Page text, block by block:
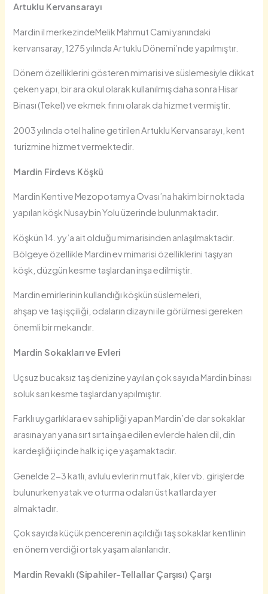
Artuklu Kervansarayı
Mardin il merkezindeMelik Mahmut Cami yanındaki
kervansaray, 1275 yılında Artuklu Dönemi’nde yapılmıştır.
Dönem özelliklerini gösteren mimarisi ve süslemesiyle dikkat
çeken yapı, bir ara okul olarak kullanılmış daha sonra Hisar
Binası (Tekel) ve ekmek fırını olarak da hizmet vermiştir.
2003 yılında otel haline getirilen Artuklu Kervansarayı, kent
turizmine hizmet vermektedir.
Mardin Firdevs Köşkü
Mardin Kenti ve Mezopotamya Ovası’na hakim bir noktada
yapılan köşk Nusaybin Yolu üzerinde bulunmaktadır.
Köşkün 14. yy’a ait olduğu mimarisinden anlaşılmaktadır.
Bölgeye özellikle Mardin ev mimarisi özelliklerini taşıyan
köşk, düzgün kesme taşlardan inşa edilmiştir.
Mardin emirlerinin kullandığı köşkün süslemeleri,
ahşap ve taş işçiliği, odaların dizaynı ile görülmesi gereken
önemli bir mekandır.
Mardin Sokakları ve Evleri
Uçsuz bucaksız taş denizine yayılan çok sayıda Mardin binası
soluk sarı kesme taşlardan yapılmıştır.
Farklı uygarlıklara ev sahipliği yapan Mardin’de dar sokaklar
arasına yan yana sırt sırta inşa edilen evlerde halen dil, din
kardeşliği içinde halk iç içe yaşamaktadır.
Genelde 2-3 katlı, avlulu evlerin mutfak, kiler vb. girişlerde
bulunurken yatak ve oturma odaları üst katlarda yer
almaktadır.
Çok sayıda küçük pencerenin açıldığı taş sokaklar kentlinin
en önem verdiği ortak yaşam alanlarıdır.
Mardin Revaklı (Sipahiler-Tellallar Çarşısı) Çarşı